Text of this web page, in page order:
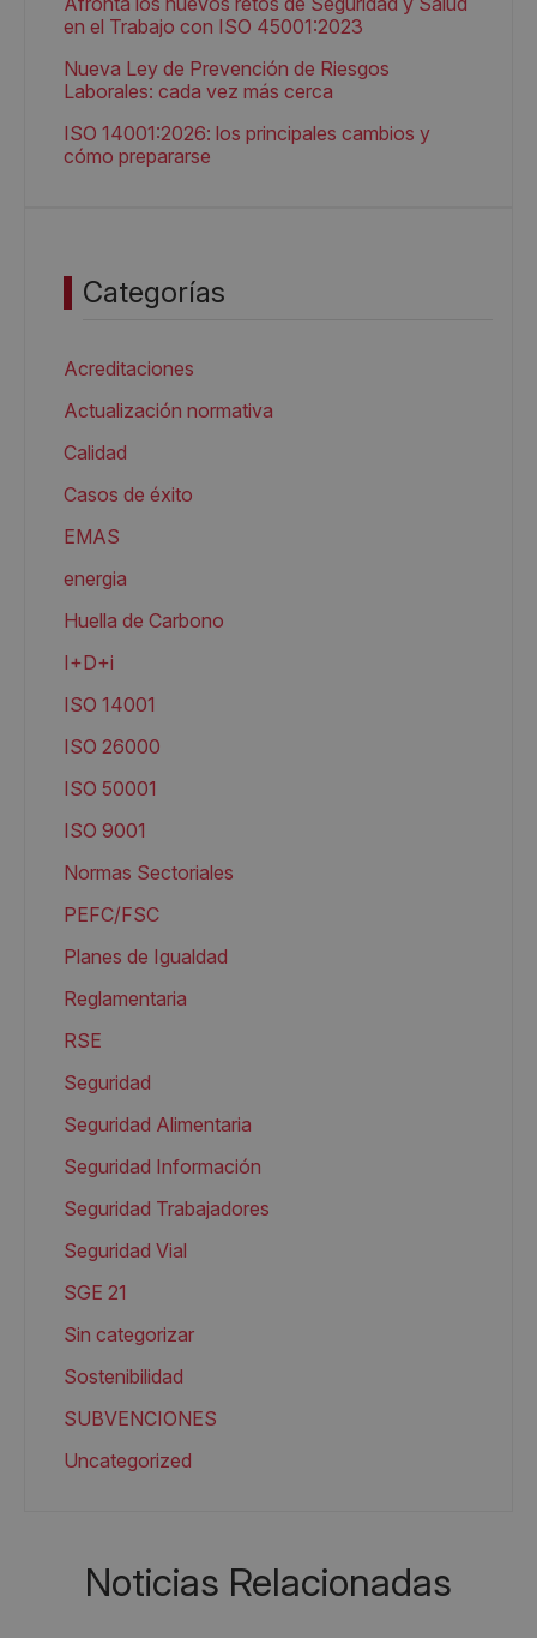
en el Trabajo con ISO 45001:2023
Nueva Ley de Prevención de Riesgos
Laborales: cada vez más cerca
ISO 14001:2026: los principales cambios y
cómo prepararse
Categorías
Acreditaciones
Actualización normativa
Calidad
Casos de éxito
EMAS
energia
Huella de Carbono
I+D+i
ISO 14001
ISO 26000
ISO 50001
ISO 9001
Normas Sectoriales
PEFC/FSC
Planes de Igualdad
Reglamentaria
RSE
Seguridad
Seguridad Alimentaria
Seguridad Información
Seguridad Trabajadores
Seguridad Vial
SGE 21
Sin categorizar
Sostenibilidad
SUBVENCIONES
Uncategorized
Noticias Relacionadas